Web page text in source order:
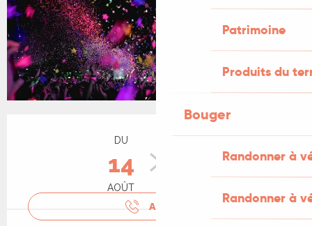
Patrimoine
Produits du
Bouger
Randonner à
Randonner à
Ouverture et coordonnées
DU
14
AOÛT
APPELER